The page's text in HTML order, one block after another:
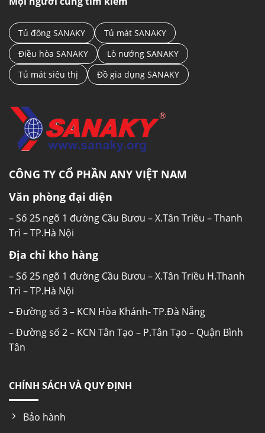
phẩm lớn với khả năng giữ trọn được các
dưỡng chất có trong rau củ.
CÔNG NGHỆ INVERTER TIẾT
KIỆM ĐIỆN NĂNG
Siêu tiết kiệm với công nghệ đột phá
Đột phá với công nghệ Inverter ưu việt, tủ lạnh
Sanaky thế hệ mới ” siêu tiết kiệm điện năng
tiêu thụ”.
Tủ đông SANAKY
Tủ mát SANAKY
Điều hòa SANAKY
Lò nướng SANAKY
Tủ mát siêu thị
Đồ gia dụng SANAKY
CÔNG TY CỔ PHẦN ANY VIỆT NAM
Văn phòng đại diện
– Số 25 ngõ 1 đường Cầu Bươu – X.Tân Triều – Thanh
Trì – TP.Hà Nội
Địa chỉ kho hàng
– Số 25 ngõ 1 đường Cầu Bươu – X.Tân Triều H.Thanh
Trì – TP.Hà Nội
– Đường số 3 – KCN Hòa Khánh- TP.Đà Nẵng
– Đường số 2 – KCN Tân Tạo – P.Tân Tạo – Quận Bình
Tân
CHÍNH SÁCH VÀ QUY ĐỊNH
Bảo hành